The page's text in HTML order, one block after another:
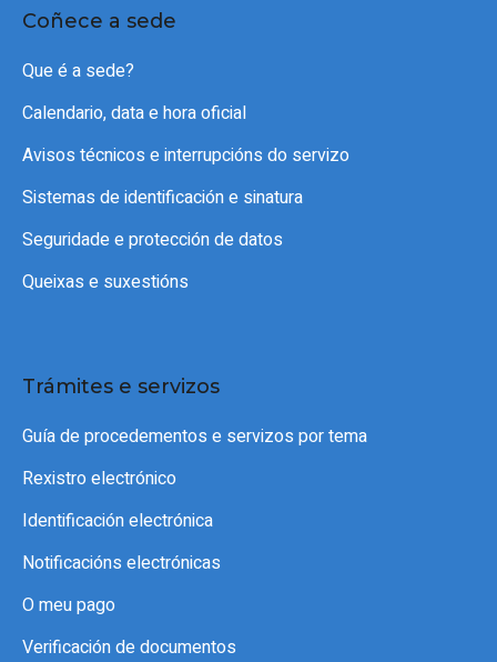
Coñece a sede
Que é a sede?
Calendario, data e hora oficial
Avisos técnicos e interrupcións do servizo
Sistemas de identificación e sinatura
Seguridade e protección de datos
Queixas e suxestións
Trámites e servizos
Guía de procedementos e servizos por tema
Rexistro electrónico
Identificación electrónica
Notificacións electrónicas
O meu pago
Verificación de documentos